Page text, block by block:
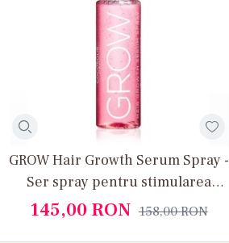
GROW Hair Growth Serum Spray -
Ser spray pentru stimularea
cresterii parului
145,00 RON 158,00RON